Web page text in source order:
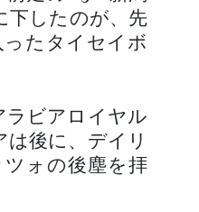
下したのが、先
たタイセイボ
ラビアロイヤル
は後に、デイリ
ォの後塵を拝